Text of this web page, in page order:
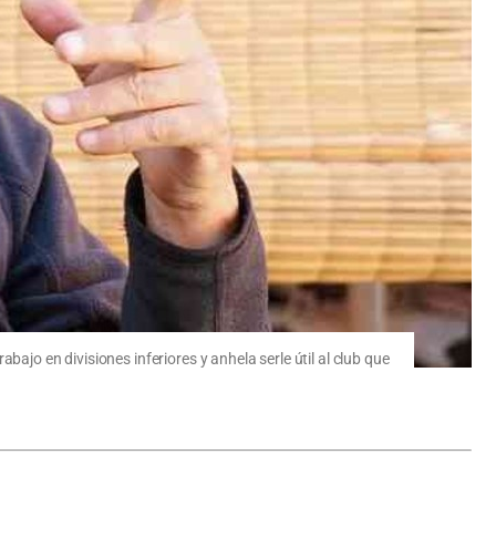
en divisiones inferiores y anhela serle útil al club que